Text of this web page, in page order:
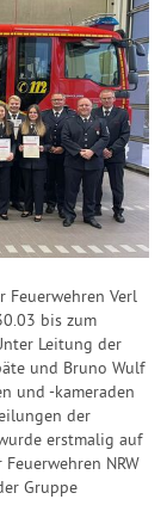
Feuerwehren Verl
bis zum
Leitung der
und Bruno Wulf
und -kameraden
der
erstmalig auf
NRW
Gruppe